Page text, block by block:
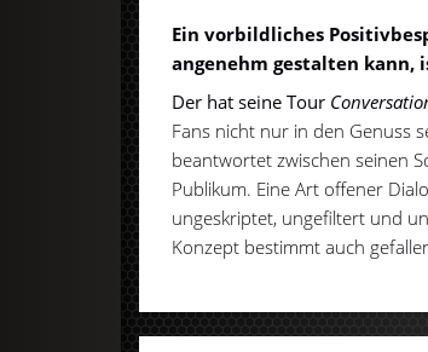
Ein vorbildliches
angenehm gestalten kann,
Der hat seine Tour
Fans nicht nur in den Genuss
beantwortet zwischen seinen
Publikum. Eine Art offener
ungeskriptet, ungefiltert und
Konzept bestimmt auch